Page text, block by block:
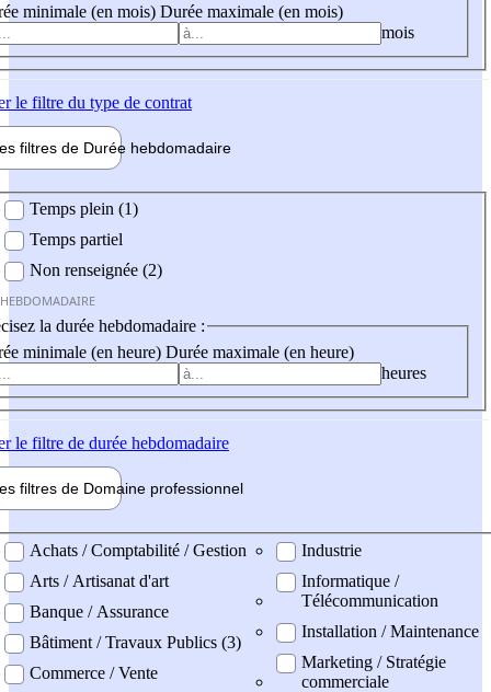
minimale (en mois) Durée maximale (en mois)
mois
le filtre du type de contrat
filtres de Durée hebdomadaire
Temps plein (1)
Temps partiel
Non renseignée (2)
la durée hebdomadaire :
minimale (en heure) Durée maximale (en heure)
heures
le filtre de durée hebdomadaire
filtres de Domaine professionnel
professionel
Achats / Comptabilité / Gestion
Arts / Artisanat d'art
Banque / Assurance
Bâtiment / Travaux Publics (3)
Commerce / Vente
Industrie
Informatique /
Télécommunication
Installation / Maintenance
Marketing / Stratégie
commerciale